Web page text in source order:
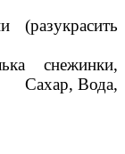
снежинки,
Сахар, Вода,